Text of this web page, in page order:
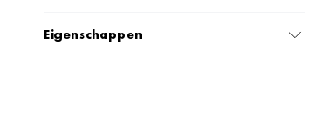
Eigenschappen